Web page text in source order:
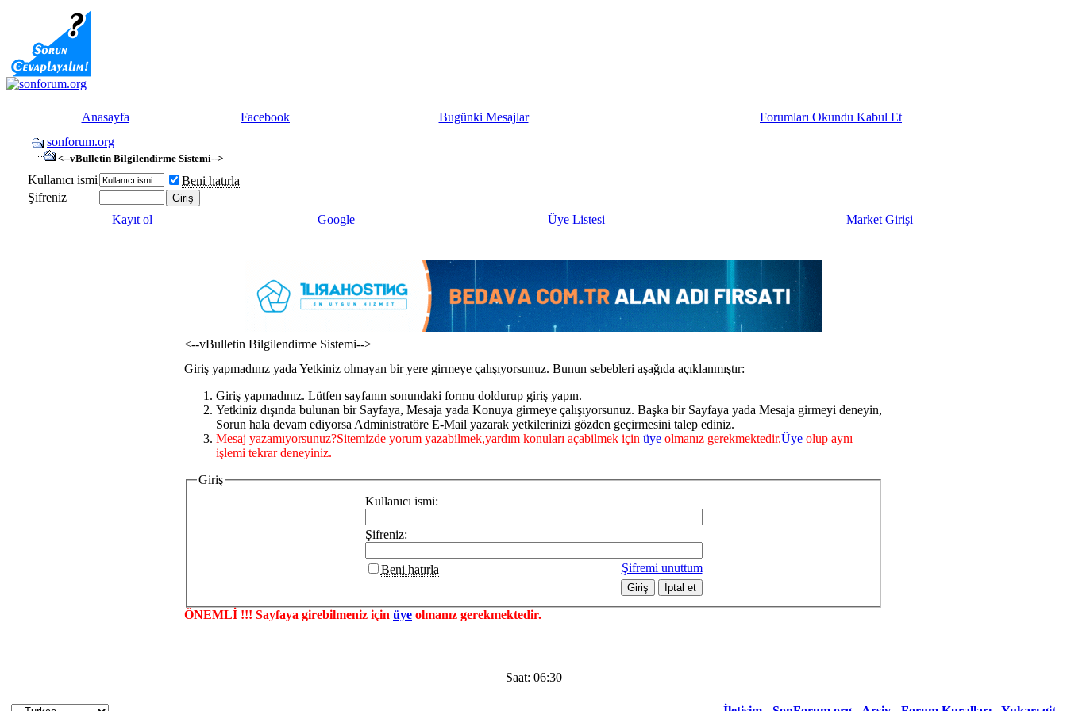
Anasayfa Facebook Bugünki Mesajlar
Forumları Okundu Kabul Et
sonforum.org
<--vBulletin Bilgilendirme Sistemi-->
Kullanıcı ismi
Beni hatırla
Şifreniz
Kayıt ol
Google Üye Listesi Market Girişi
<--vBulletin Bilgilendirme Sistemi-->
Giriş yapmadınız yada Yetkiniz olmayan bir yere girmeye çalışıyorsunuz. Bunun sebebleri aşağıda açıklanmıştır:
Giriş yapmadınız. Lütfen sayfanın sonundaki formu doldurup giriş yapın.
Yetkiniz dışında bulunan bir Sayfaya, Mesaja yada Konuya girmeye çalışıyorsunuz. Başka bir Sayfaya yada Mesaja girmeyi deneyin,
Sorun hala devam ediyorsa Administratöre E-Mail yazarak yetkilerinizi gözden geçirmesini talep ediniz.
Mesaj yazamıyorsunuz?Sitemizde yorum yazabilmek,yardım konuları açabilmek için üye olmanız gerekmektedir.Üye olup aynı
işlemi tekrar deneyiniz.
Giriş
Kullanıcı ismi:
Şifreniz:
Şifremi unuttum
Beni hatırla
ÖNEMLİ !!! Sayfaya girebilmeniz için üye olmanız gerekmektedir.
Saat: 06:30